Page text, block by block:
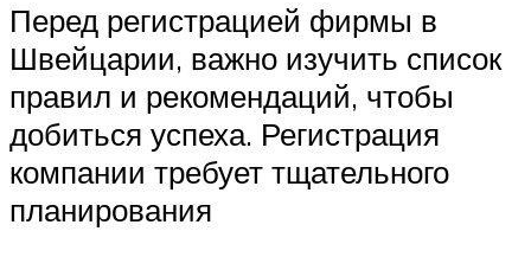
Перед регистрацией фирмы в
Швейцарии, важно изучить список
правил и рекомендаций, чтобы
добиться успеха. Регистрация
компании требует тщательного
планирования